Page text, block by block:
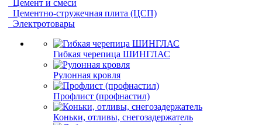
Цемент и смеси
Цементно-стружечная плита (ЦСП)
Электротовары
Гибкая черепица ШИНГЛАС
Рулонная кровля
Профлист (профнастил)
Коньки, отливы, снегозадержатель